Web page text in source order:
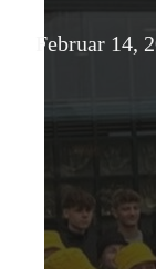
Februar 14,